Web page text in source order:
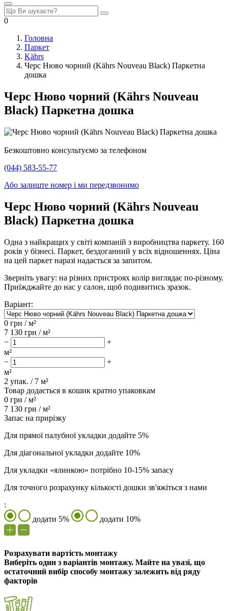
0
Головна
Паркет
Kährs
Черс Нюво чорний (Kährs Nouveau Black) Паркетна
дошка
Черс Нюво чорний (Kährs Nouveau
Black) Паркетна дошка
Безкоштовно консультуємо за телефоном
(044) 583-55-77
Або залиште номер і ми передзвонимо
Черс Нюво чорний (Kährs Nouveau
Black) Паркетна дошка
Одна з найкращих у світі компаній з виробництва паркету. 160
років у бізнесі. Паркет, бездоганний у всіх відношеннях. Ціна
на цей паркет наразі надається за запитом.
Зверніть увагу: на різних пристроях колір виглядає по-різному.
Приїжджайте до нас у салон, щоб подивитись зразок.
Варіант:
0 грн / м²
7 130 грн / м²
−
+
м²
−
+
м²
2 упак. / 7 м²
Товар додається в кошик кратно упаковкам
0 грн /м²
7 130 грн /м²
Запас на прирізку
Для прямої палубної укладки додайте 5%
Для діагональної укладки додайте 10%
Для укладки «ялинкою» потрібно 10-15% запасу
Для точного розрахунку кількості дошки зв'яжіться з нами
:
додати 5%
додати 10%
Розрахувати вартість монтажу
Виберіть один з варіантів монтажу. Майте на увазі, що
остаточний вибір способу монтажу залежить від ряду
факторів